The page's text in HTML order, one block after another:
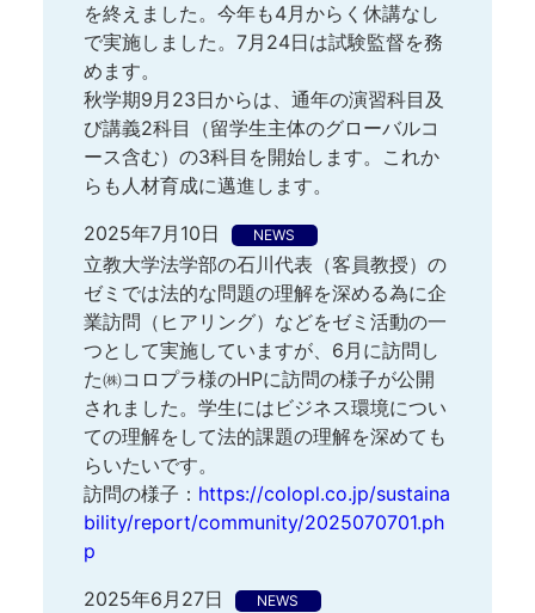
を終えました。今年も4月からく休講なし
で実施しました。7月24日は試験監督を務
めます。
秋学期9月23日からは、通年の演習科目及
び講義2科目（留学生主体のグローバルコ
ース含む）の3科目を開始します。これか
らも人材育成に邁進します。
2025年7月10日
NEWS
立教大学法学部の石川代表（客員教授）の
ゼミでは法的な問題の理解を深める為に企
業訪問（ヒアリング）などをゼミ活動の一
つとして実施していますが、6月に訪問し
た㈱コロプラ様のHPに訪問の様子が公開
されました。学生にはビジネス環境につい
ての理解をして法的課題の理解を深めても
らいたいです。
訪問の様子： https://colopl.co.jp/sustaina
bility/report/community/2025070701.ph
p
2025年6月27日
NEWS